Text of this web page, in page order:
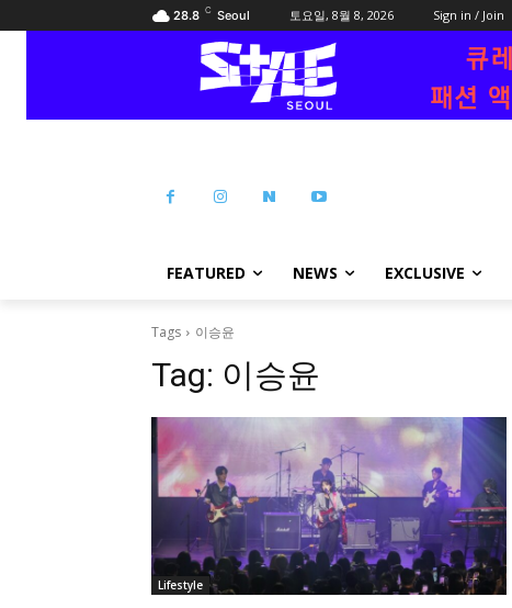
28.8 C Seoul 토요일, 8월 8, 2026 Sign in / Join
FEATURED NEWS EXCLUSIVE
Tags 이승윤
Tag: 이승윤
Lifestyle